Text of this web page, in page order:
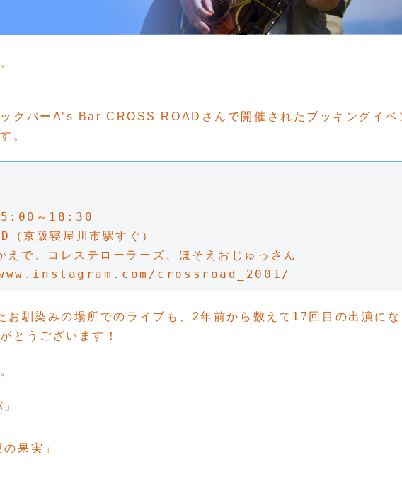
クバーA’s Bar CROSS ROADさんで開催されたブッキングイベ
。
～18:30
京阪寝屋川市駅すぐ）
えで、コレステローラーズ、ほそえおじゅっさん
crossroad_2001/
お馴染みの場所でのライブも、2年前から数えて17回目の出演にな
とうございます！
果実」